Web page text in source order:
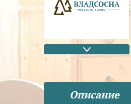
Описание